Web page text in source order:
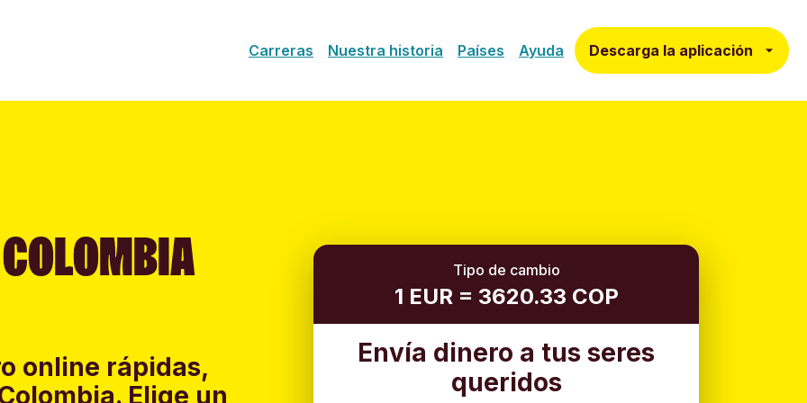
Carreras Nuestra historia Países Ayuda Descarga la aplicación
online rápidas,
Elige un
Tipo de cambio
1 EUR = 3620.33 COP
Envía dinero a tus seres
queridos